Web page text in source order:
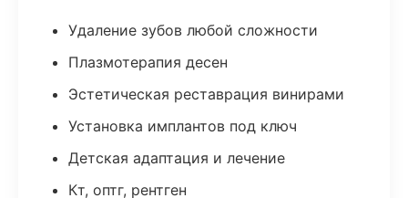
Удаление зубов любой сложности
Плазмотерапия десен
Эстетическая реставрация винирами
Установка имплантов под ключ
Детская адаптация и лечение
Кт, оптг, рентген